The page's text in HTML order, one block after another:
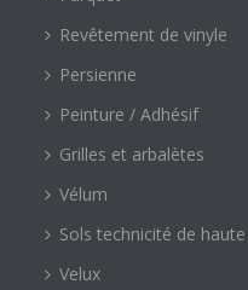
Revêtement de vinyle
Persienne
Peinture / Adhésif
Grilles et arbalètes
Vélum
Sols technicité de haute
Velux